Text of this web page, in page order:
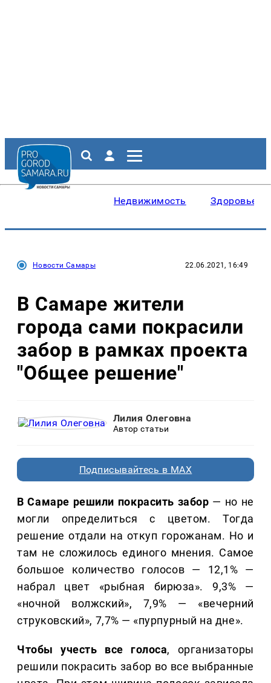
Недвижимость Здоровье
Новости Самары 22.06.2021, 16:49
В Самаре жители
города сами покрасили
забор в рамках проекта
"Общее решение"
Лилия Олеговна
Автор статьи
Подписывайтесь в MAX
В Самаре решили покрасить забор — но не
могли определиться с цветом. Тогда
решение отдали на откуп горожанам. Но и
там не сложилось единого мнения. Самое
большое количество голосов — 12,1% —
набрал цвет «рыбная бирюза». 9,3% —
«ночной волжский», 7,9% — «вечерний
струковский», 7,7% — «пурпурный на дне».
Чтобы учесть все голоса, организаторы
решили покрасить забор во все выбранные